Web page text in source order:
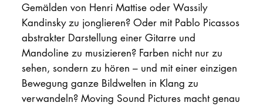
Gemälden von Henri Mattise oder Wassily
Kandinsky zu jonglieren? Oder mit Pablo Picassos
abstrakter Darstellung einer Gitarre und
Mandoline zu musizieren? Farben nicht nur zu
sehen, sondern zu hören – und mit einer einzigen
Bewegung ganze Bildwelten in Klang zu
verwandeln? Moving Sound Pictures macht genau